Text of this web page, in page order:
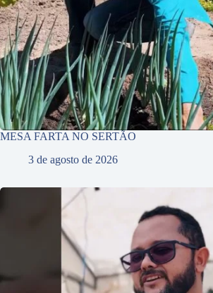
MESA FARTA NO SERTÃO
3 de agosto de 2026